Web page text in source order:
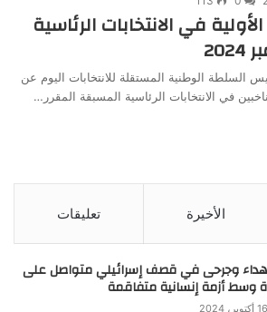
في الانتخابات الرئاسية
السلطة الوطنية المستقلة للانتخابات اليوم عن
في الانتخابات الرئاسية المسبقة المقرر…
الأخيرة تعليقات
وجرحى في قصف إسرائيلي متواصل على
وسط أزمة إنسانية متفاقمة
16 أكتوبر، 2024